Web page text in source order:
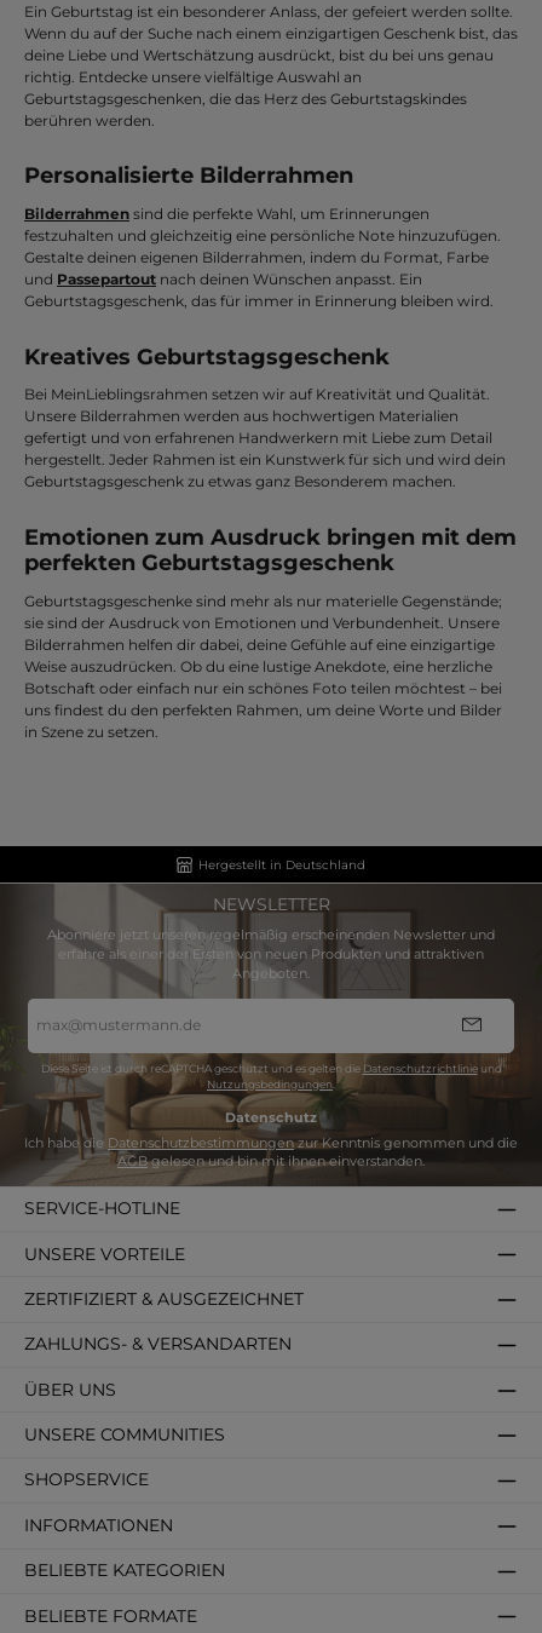
Ein Geburtstag ist ein besonderer Anlass, der gefeiert werden sollte.
Wenn du auf der Suche nach einem einzigartigen Geschenk bist, das
deine Liebe und Wertschätzung ausdrückt, bist du bei uns genau
richtig. Entdecke unsere vielfältige Auswahl an
Geburtstagsgeschenken, die das Herz des Geburtstagskindes
berühren werden.
Personalisierte Bilderrahmen
Bilderrahmen sind die perfekte Wahl, um Erinnerungen
festzuhalten und gleichzeitig eine persönliche Note hinzuzufügen.
Gestalte deinen eigenen Bilderrahmen, indem du Format, Farbe
und Passepartout nach deinen Wünschen anpasst. Ein
Geburtstagsgeschenk, das für immer in Erinnerung bleiben wird.
Kreatives Geburtstagsgeschenk
Bei MeinLieblingsrahmen setzen wir auf Kreativität und Qualität.
Unsere Bilderrahmen werden aus hochwertigen Materialien
gefertigt und von erfahrenen Handwerkern mit Liebe zum Detail
hergestellt. Jeder Rahmen ist ein Kunstwerk für sich und wird dein
Geburtstagsgeschenk zu etwas ganz Besonderem machen.
Emotionen zum Ausdruck bringen mit dem
perfekten Geburtstagsgeschenk
Geburtstagsgeschenke sind mehr als nur materielle Gegenstände;
sie sind der Ausdruck von Emotionen und Verbundenheit. Unsere
Bilderrahmen helfen dir dabei, deine Gefühle auf eine einzigartige
Weise auszudrücken. Ob du eine lustige Anekdote, eine herzliche
Botschaft oder einfach nur ein schönes Foto teilen möchtest – bei
uns findest du den perfekten Rahmen, um deine Worte und Bilder
in Szene zu setzen.
Hergestellt in Deutschland
NEWSLETTER
Abonniere jetzt unseren regelmäßig erscheinenden Newsletter und
erfahre als einer der Ersten von neuen Produkten und attraktiven
Angeboten.
Mail-
Adresse
Diese Seite ist durch reCAPTCHA geschützt und es gelten die Datenschutzrichtlinieund
Nutzungsbedingungen.
Datenschutz
Ich habe die Datenschutzbestimmungenzur Kenntnis genommen und die
AGBgelesen und bin mit ihnen einverstanden.
SERVICE-HOTLINE
SHOPSERVICE
INFORMATIONEN
BELIEBTE KATEGORIEN
BELIEBTE FORMATE
ZAHLUNGS- & VERSANDARTEN
ÜBER UNS
ZERTIFIZIERT & AUSGEZEICHNET
UNSERE VORTEILE
UNSERE COMMUNITIES